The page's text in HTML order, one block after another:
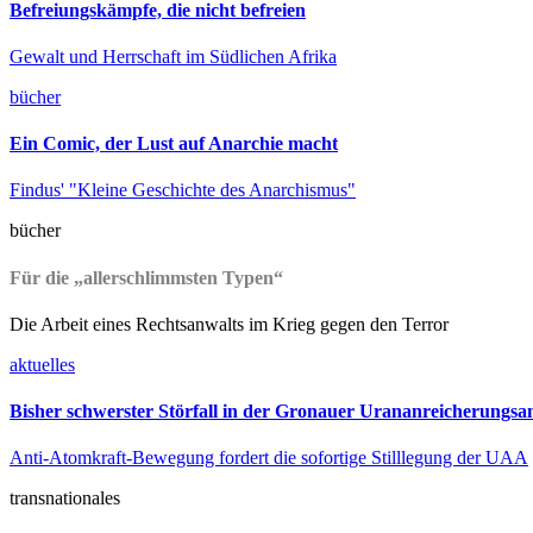
Befreiungskämpfe, die nicht befreien
Gewalt und Herrschaft im Südlichen Afrika
bücher
Ein Comic, der Lust auf Anarchie macht
Findus' "Kleine Geschichte des Anarchismus"
bücher
Für die „allerschlimmsten Typen“
Die Arbeit eines Rechtsanwalts im Krieg gegen den Terror
aktuelles
Bisher schwerster Störfall in der Gronauer
Anti-Atomkraft-Bewegung fordert die sofortige Stilllegung der UAA
transnationales